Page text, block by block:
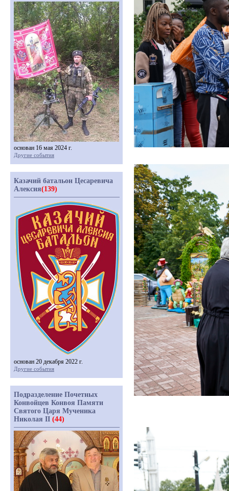
основан 16 мая 2024 г.
Другие события
Казачий батальон Цесаревича
Алексия(139)
основан 20 декабря 2022 г.
Другие события
Подразделение Почетных
Конвойцев Конвоя Памяти
Святого Царя Мученика
Николая II (44)